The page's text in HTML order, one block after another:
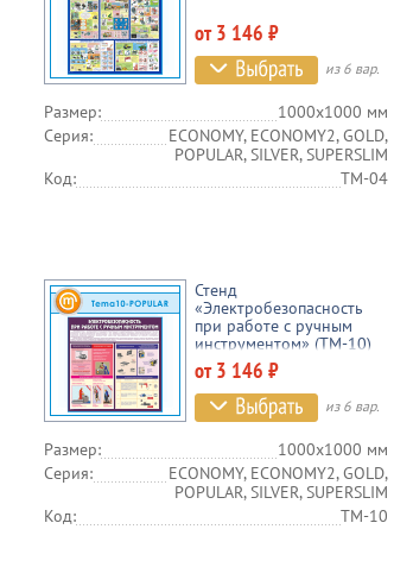
от 3 146 ₽
из 6 вар.
Размер:
1000х1000 мм
Серия:
ECONOMY, ECONOMY2, GOLD,
POPULAR, SILVER, SUPERSLIM
Код:
TM-04
Стенд
«Электробезопасность
при работе с ручным
инструментом» (TM-10)
от 3 146 ₽
из 6 вар.
Размер:
1000х1000 мм
Серия:
ECONOMY, ECONOMY2, GOLD,
POPULAR, SILVER, SUPERSLIM
Код:
TM-10